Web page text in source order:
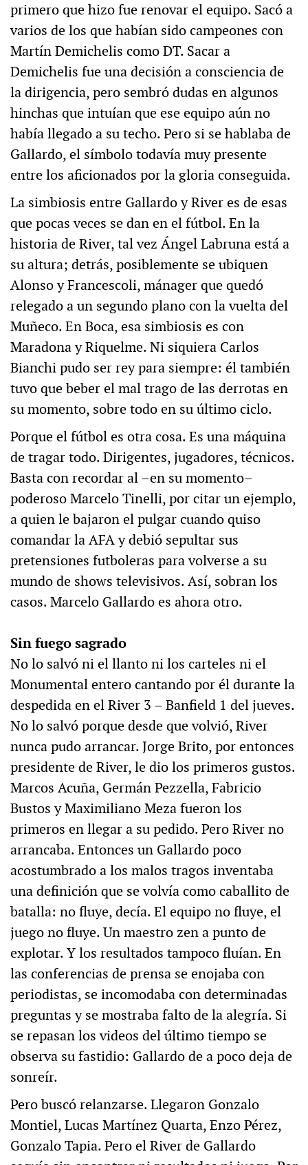
primero que hizo fue renovar el equipo. Sacó a
varios de los que habían sido campeones con
Martín Demichelis como DT. Sacar a
Demichelis fue una decisión a consciencia de
la dirigencia, pero sembró dudas en algunos
hinchas que intuían que ese equipo aún no
había llegado a su techo. Pero si se hablaba de
Gallardo, el símbolo todavía muy presente
entre los aficionados por la gloria conseguida.
La simbiosis entre Gallardo y River es de esas
que pocas veces se dan en el fútbol. En la
historia de River, tal vez Ángel Labruna está a
su altura; detrás, posiblemente se ubiquen
Alonso y Francescoli, mánager que quedó
relegado a un segundo plano con la vuelta del
Muñeco. En Boca, esa simbiosis es con
Maradona y Riquelme. Ni siquiera Carlos
Bianchi pudo ser rey para siempre: él también
tuvo que beber el mal trago de las derrotas en
su momento, sobre todo en su último ciclo.
Porque el fútbol es otra cosa. Es una máquina
de tragar todo. Dirigentes, jugadores, técnicos.
Basta con recordar al –en su momento–
poderoso Marcelo Tinelli, por citar un ejemplo,
a quien le bajaron el pulgar cuando quiso
comandar la AFA y debió sepultar sus
pretensiones futboleras para volverse a su
mundo de shows televisivos. Así, sobran los
casos. Marcelo Gallardo es ahora otro.
Sin fuego sagrado
No lo salvó ni el llanto ni los carteles ni el
Monumental entero cantando por él durante la
despedida en el River 3 – Banfield 1 del jueves.
No lo salvó porque desde que volvió, River
nunca pudo arrancar. Jorge Brito, por entonces
presidente de River, le dio los primeros gustos.
Marcos Acuña, Germán Pezzella, Fabricio
Bustos y Maximiliano Meza fueron los
primeros en llegar a su pedido. Pero River no
arrancaba. Entonces un Gallardo poco
acostumbrado a los malos tragos inventaba
una definición que se volvía como caballito de
batalla: no fluye, decía. El equipo no fluye, el
juego no fluye. Un maestro zen a punto de
explotar. Y los resultados tampoco fluían. En
las conferencias de prensa se enojaba con
periodistas, se incomodaba con determinadas
preguntas y se mostraba falto de la alegría. Si
se repasan los videos del último tiempo se
observa su fastidio: Gallardo de a poco deja de
sonreír.
Pero buscó relanzarse. Llegaron Gonzalo
Montiel, Lucas Martínez Quarta, Enzo Pérez,
Gonzalo Tapia. Pero el River de Gallardo